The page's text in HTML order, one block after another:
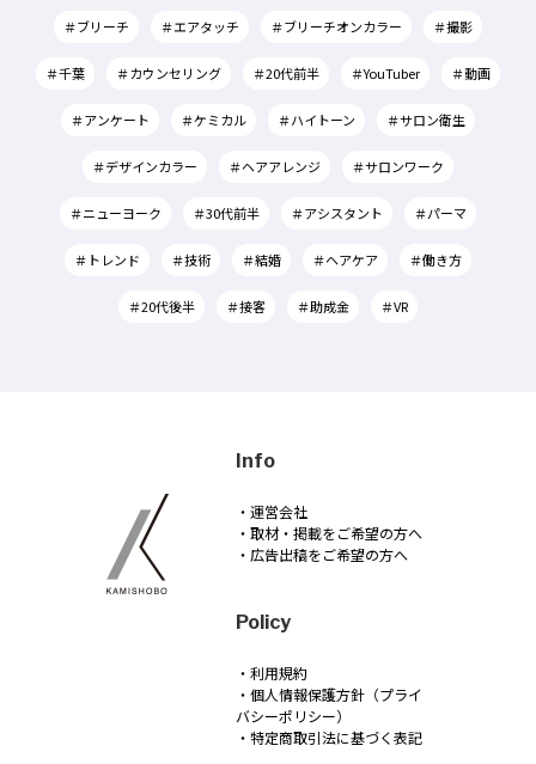
＃ブリーチ ＃エアタッチ ＃ブリーチオンカラー ＃撮影
＃千葉 ＃カウンセリング ＃20代前半 ＃YouTuber ＃動画
＃アンケート ＃ケミカル ＃ハイトーン ＃サロン衛生
＃デザインカラー ＃ヘアアレンジ ＃サロンワーク
＃ニューヨーク ＃30代前半 ＃アシスタント ＃パーマ
＃トレンド ＃技術 ＃結婚 ＃ヘアケア ＃働き方
＃20代後半 ＃接客 ＃助成金 ＃VR
Info
・運営会社
・取材・掲載をご希望の方へ
・広告出稿をご希望の方へ
Policy
・利用規約
・個人情報保護方針（プライ
バシーポリシー）
・特定商取引法に基づく表記